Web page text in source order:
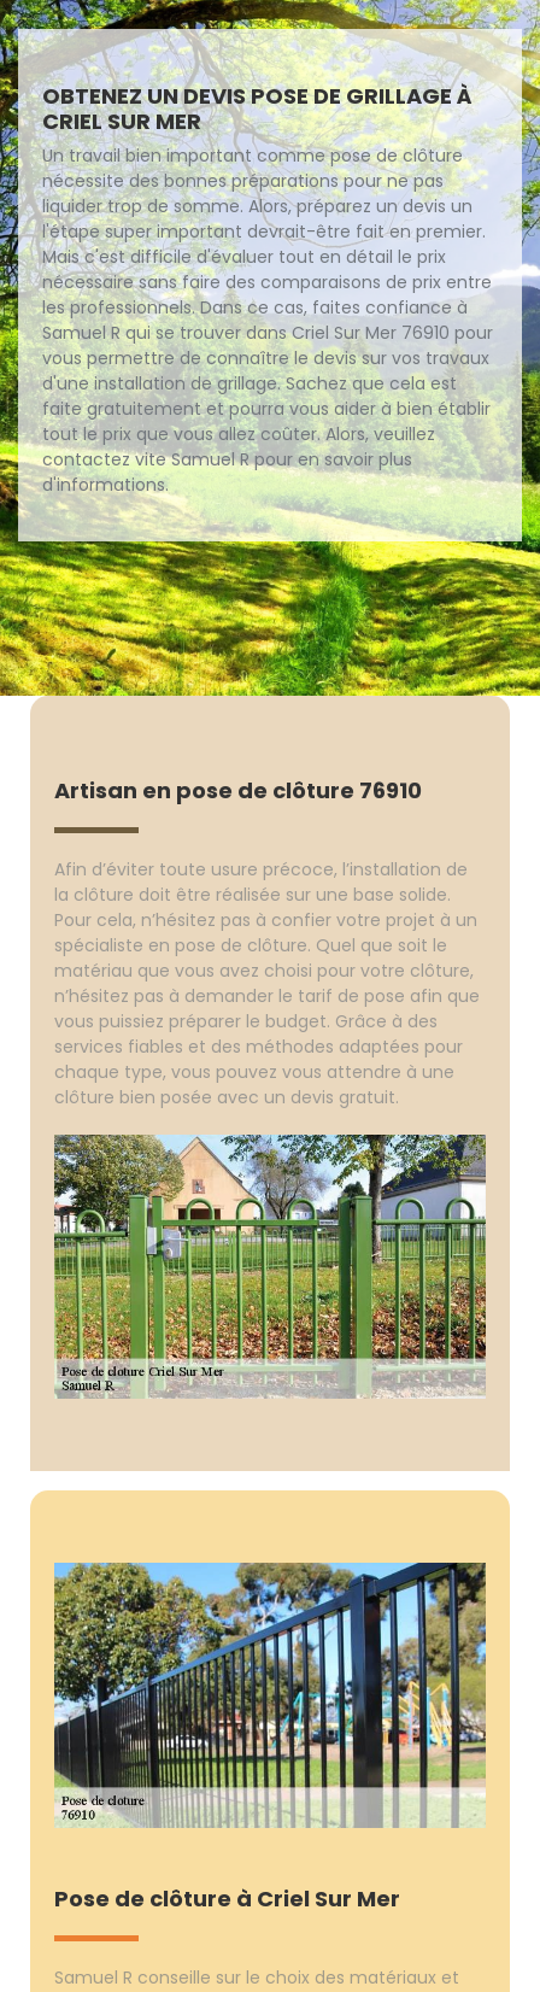
OBTENEZ UN DEVIS POSE DE GRILLAGE À
CRIEL SUR MER
Un travail bien important comme pose de clôture
nécessite des bonnes préparations pour ne pas
liquider trop de somme. Alors, préparez un devis un
l'étape super important devrait-être fait en premier.
Mais c'est difficile d'évaluer tout en détail le prix
nécessaire sans faire des comparaisons de prix entre
les professionnels. Dans ce cas, faites confiance à
Samuel R qui se trouver dans Criel Sur Mer 76910 pour
vous permettre de connaître le devis sur vos travaux
d'une installation de grillage. Sachez que cela est
faite gratuitement et pourra vous aider à bien établir
tout le prix que vous allez coûter. Alors, veuillez
contactez vite Samuel R pour en savoir plus
d'informations.
Artisan en pose de clôture 76910
Afin d’éviter toute usure précoce, l’installation de
la clôture doit être réalisée sur une base solide.
Pour cela, n’hésitez pas à confier votre projet à un
spécialiste en pose de clôture. Quel que soit le
matériau que vous avez choisi pour votre clôture,
n’hésitez pas à demander le tarif de pose afin que
vous puissiez préparer le budget. Grâce à des
services fiables et des méthodes adaptées pour
chaque type, vous pouvez vous attendre à une
clôture bien posée avec un devis gratuit.
Pose de clôture à Criel Sur Mer
Samuel R conseille sur le choix des matériaux et